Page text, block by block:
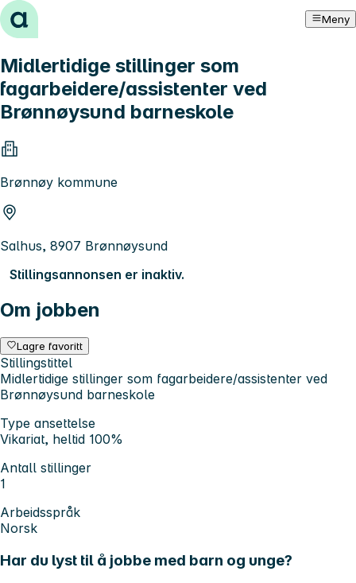
Hopp til innhold Meny
Midlertidige stillinger som
fagarbeidere/assistenter ved
Brønnøysund barneskole
Brønnøy kommune
Salhus, 8907 Brønnøysund
Stillingsannonsen er inaktiv.
Om jobben
Lagre favoritt
Stillingstittel
Midlertidige stillinger som fagarbeidere/assistenter ved
Brønnøysund barneskole
Type ansettelse
Vikariat, heltid 100%
Antall stillinger
1
Arbeidsspråk
Norsk
Har du lyst til å jobbe med barn og unge?